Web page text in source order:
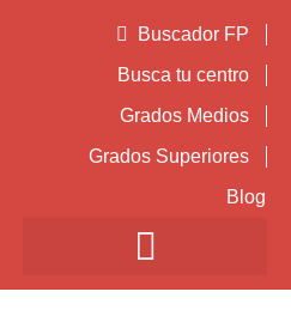
Buscador FP
Busca tu centro
Grados Medios
Grados Superiores
Blog